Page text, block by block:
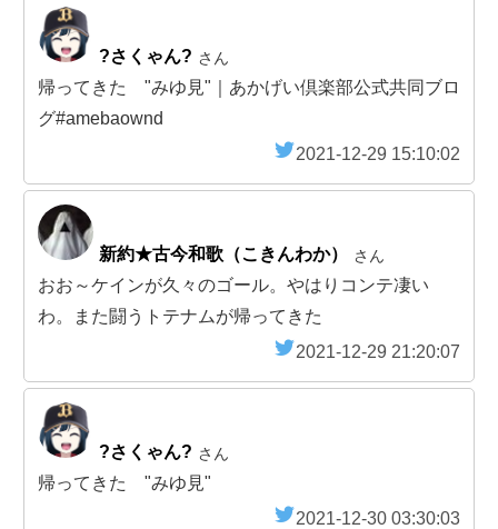
?さくゃん? さん
帰ってきた "みゆ見"｜あかげい倶楽部公式共同ブロ
グ#amebaownd
2021-12-29 15:10:02
新約★古今和歌（こきんわか） さん
おお～ケインが久々のゴール。やはりコンテ凄い
わ。また闘うトテナムが帰ってきた
2021-12-29 21:20:07
?さくゃん? さん
帰ってきた "みゆ見"
2021-12-30 03:30:03